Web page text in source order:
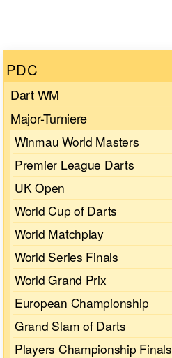
PDC
Dart WM
Major-Turniere
Winmau World Masters
Premier League Darts
UK Open
World Cup of Darts
World Matchplay
World Series Finals
World Grand Prix
European Championship
Grand Slam of Darts
Players Championship Finals